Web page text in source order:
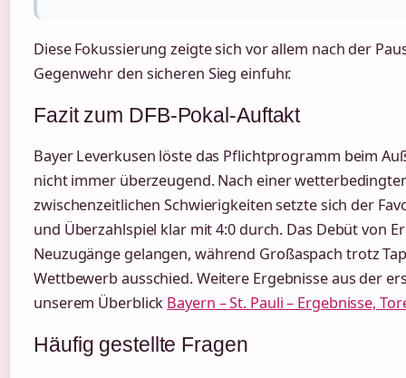
Diese Fokussierung zeigte sich vor allem nach der
Gegenwehr den sicheren Sieg einfuhr.
Fazit zum DFB-Pokal-Auftakt
Bayer Leverkusen löste das Pflichtprogramm beim
nicht immer überzeugend. Nach einer
zwischenzeitlichen Schwierigkeiten setzte sich der
und Überzahlspiel klar mit 4:0 durch. Das Debüt von
Neuzugänge gelangen, während Großaspach trotz
Wettbewerb ausschied. Weitere Ergebnisse aus der
unserem Überblick Bayern – St. Pauli – Ergebnisse,
Häufig gestellte Fragen